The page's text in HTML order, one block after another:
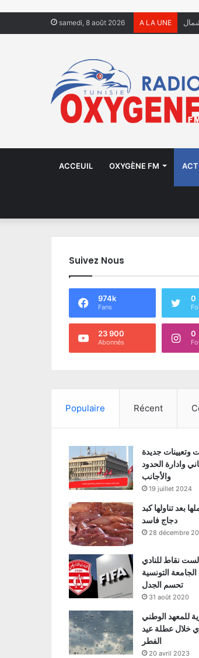
samedi, 8 août 2026 A LA UNE
ACCEUIL OXYGÈNE FM
Suivez Nous
974k
Fans
0
23 900
Abonnés
0
Populaire Récent
وتعيينات جديدة
وادارة الحدود
والأجانب
19 juillet 2024
بعد تناولها كبد
دجاج فاسد
28 décembre
نقاط للنادي
التونسية
تحسم الجدل
31 août 2020
للمعهد الوطني
خلال عطلة عيد
الفطر
20 avril 2023